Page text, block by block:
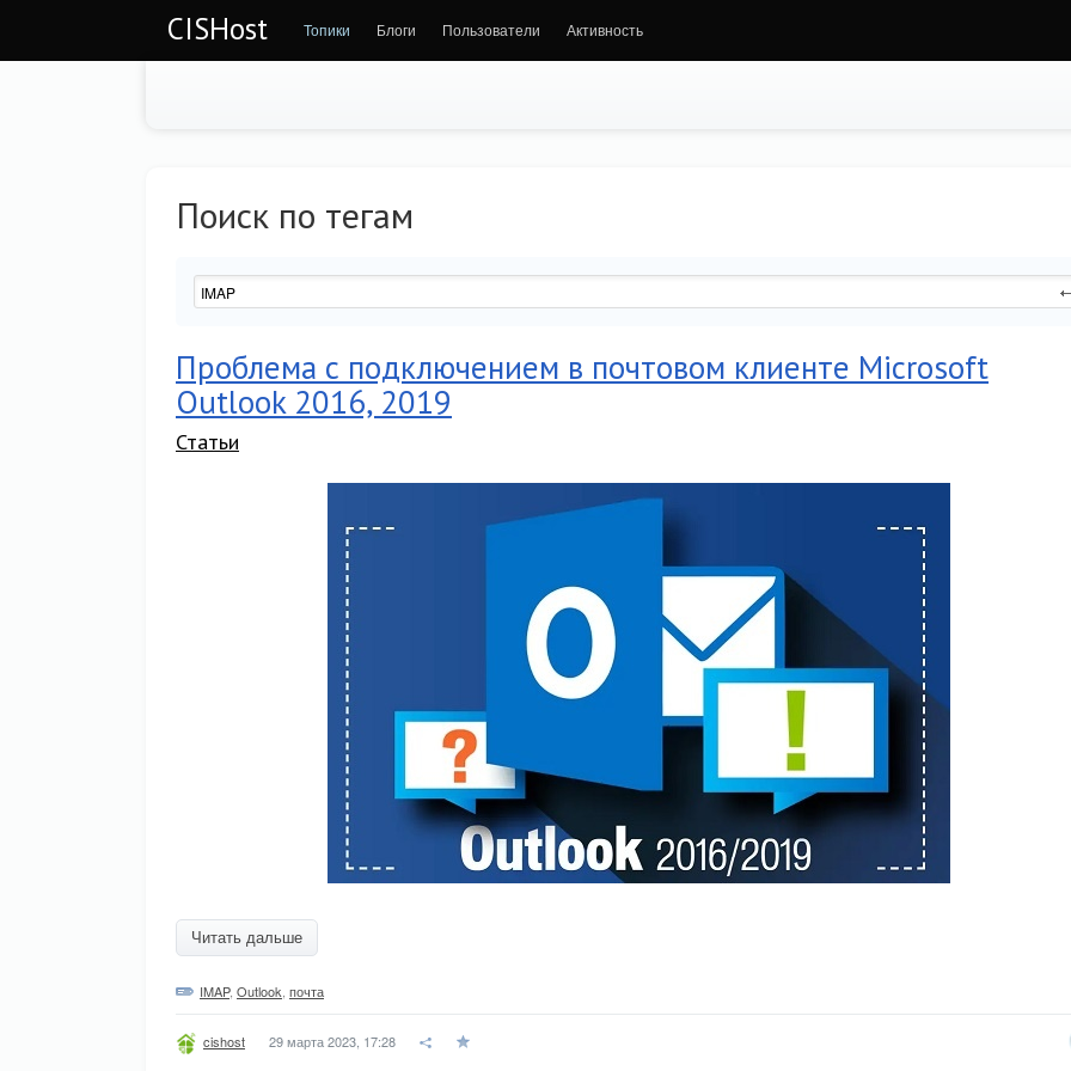
CISHost Топики Блоги Пользователи Активность
Поиск по тегам
Проблема с подключением в почтовом клиенте Microsoft
Outlook 2016, 2019
Статьи
Читать дальше
IMAP, Outlook почта
cishost 29 марта 2023, 17:28